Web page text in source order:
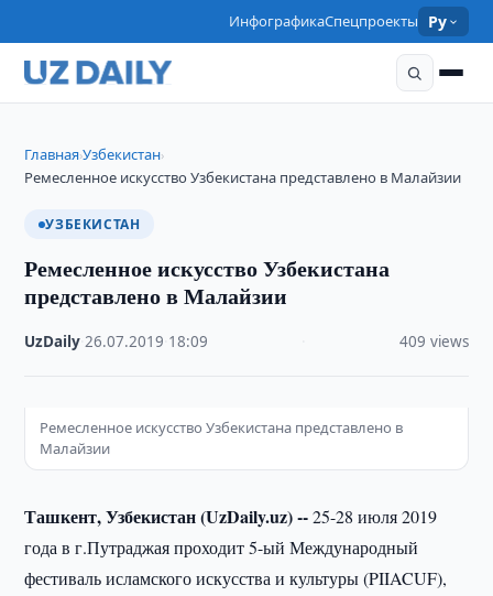
ИнфографикаСпецпроекты Ру
Главная›Узбекистан›
Ремесленное искусство Узбекистана представлено в Малайзии
УЗБЕКИСТАН
Ремесленное искусство Узбекистана
представлено в Малайзии
UzDaily ·26.07.2019 18:09 409 views
Ремесленное искусство Узбекистана представлено в
Малайзии
Ташкент, Узбекистан (UzDaily.uz) --25-28 июля 2019
года в г.Путраджая проходит 5-ый Международный
фестиваль исламского искусства и культуры (PIIACUF),